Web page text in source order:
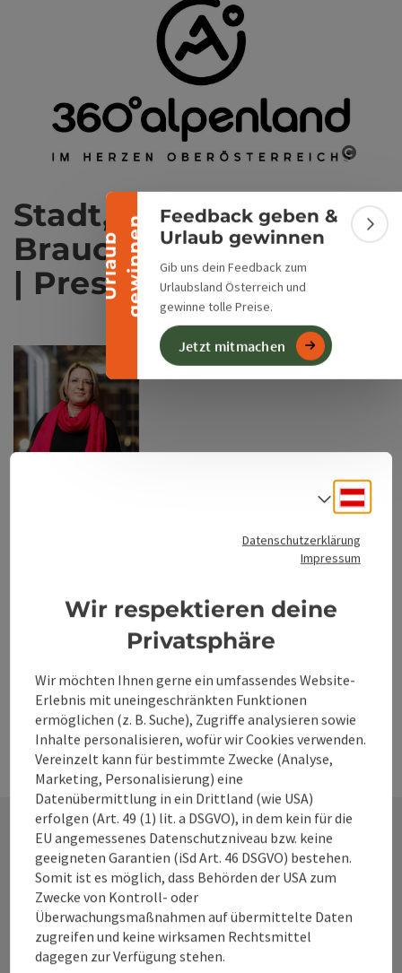
U
r
l
a
u
b
g
e
w
i
n
n
en
Banner einklappen
Feedback geben &
Urlaub gewinnen
Gib uns dein Feedback zum
Urlaubsland Österreich und
gewinne tolle Preise.
Jetzt mitmachen
Stadt, Kultur &
Brauchtum | Kulinarik
| Presse & PR
Alpenland Tourismus GmbH
Telefon
+43 50 360 360 360 56
E-Mail
sigrid.hackl@360alpenland.com
Kontakt
Alpenland Tourismus GmbH
Datenschutzerklärung
Impressum
Wir respektieren deine
Privatsphäre
Wir möchten Ihnen gerne ein umfassendes Website-
Erlebnis mit uneingeschränkten Funktionen
ermöglichen (z. B. Suche), Zugriffe analysieren sowie
Inhalte personalisieren, wofür wir Cookies verwenden.
Vereinzelt kann für bestimmte Zwecke (Analyse,
Marketing, Personalisierung) eine
Datenübermittlung in ein Drittland (wie USA)
erfolgen (Art. 49 (1) lit. a DSGVO), in dem kein für die
EU angemessenes Datenschutzniveau bzw. keine
geeigneten Garantien (iSd Art. 46 DSGVO) bestehen.
Somit ist es möglich, dass Behörden der USA zum
Zwecke von Kontroll- oder
Überwachungsmaßnahmen auf übermittelte Daten
zugreifen und keine wirksamen Rechtsmittel
dagegen zur Verfügung stehen.